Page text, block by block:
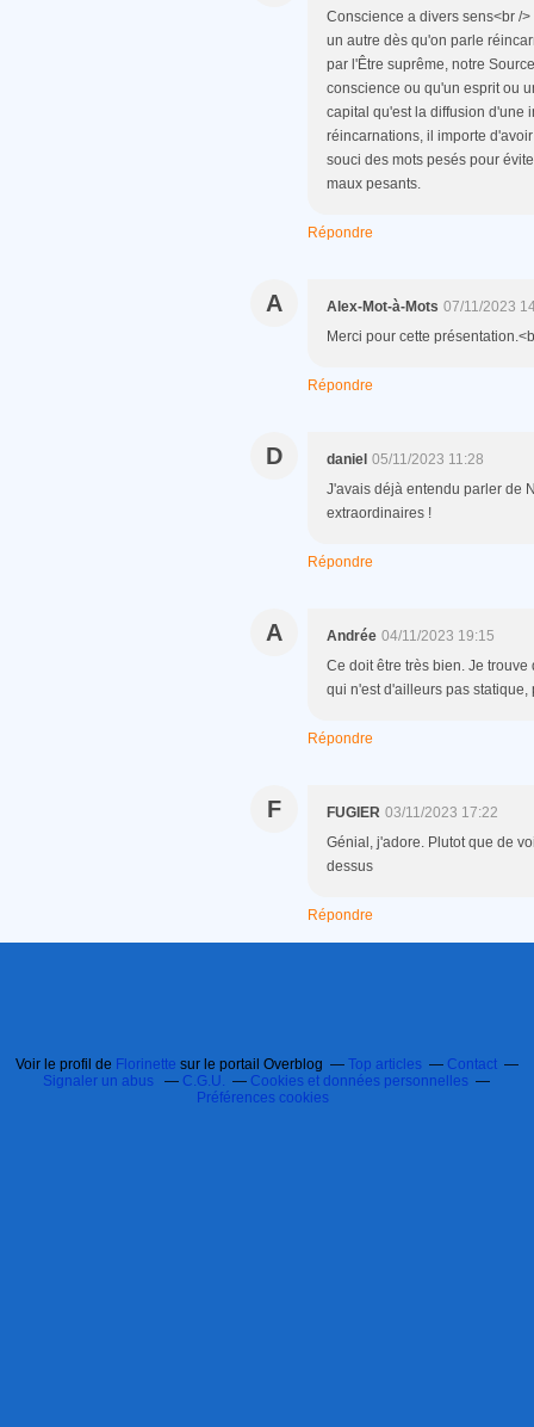
Conscience a divers sens<br /
un autre dès qu'on parle
par l'Être suprême, notre
conscience ou qu'un esprit ou
capital qu'est la diffusion d'une
réincarnations, il importe
souci des mots pesés pour
maux pesants.
Répondre
A Alex-Mot-à-Mots 07/11/2023
Merci pour cette
Répondre
D daniel 05/11/2023 11:28
J'avais déjà entendu parler de
extraordinaires !
Répondre
A Andrée 04/11/2023 19:15
Ce doit être très bien. Je
qui n'est d'ailleurs pas statique,
Répondre
F FUGIER 03/11/2023 17:22
Génial, j'adore. Plutot que de
dessus
Répondre
Voir le profil de Florinette sur le portail Overblog Top articles
Contact
Signaler un abus
C.G.U.
Cookies et données personnelles
Préférences cookies